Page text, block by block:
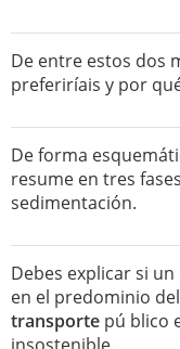
De entre estos dos
preferiríais y por
De forma
resume en tres
sedimentación.
Debes explicar si
en el predominio
transporte pú blico